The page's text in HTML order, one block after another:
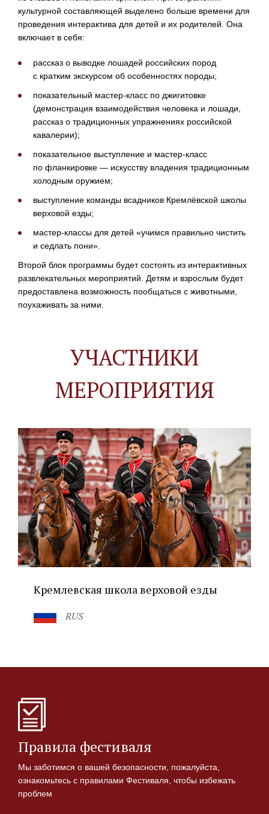
культурной составляющей выделено больше времени для
проведения интерактива для детей и их родителей. Она
включает в себя:
рассказ о выводке лошадей российских пород
с кратким экскурсом об особенностях породы;
показательный мастер-класс по джигитовке
(демонстрация взаимодействия человека и лошади,
рассказ о традиционных упражнениях российской
кавалерии);
показательное выступление и мастер-класс
по фланкировке — искусству владения традиционным
холодным оружием;
выступление команды всадников Кремлёвской школы
верховой езды;
мастер-классы для детей «учимся правильно чистить
и седлать пони».
Второй блок программы будет состоять из интерактивных
развлекательных мероприятий. Детям и взрослым будет
предоставлена возможность пообщаться с животными,
поухаживать за ними.
УЧАСТНИКИ
МЕРОПРИЯТИЯ
Кремлевская школа верховой езды
RUS
Правила фестиваля
Мы заботимся о вашей безопасности, пожалуйста,
ознакомьтесь с правилами Фестиваля, чтобы избежать
проблем